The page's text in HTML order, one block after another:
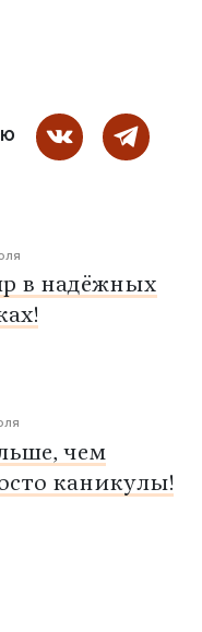
в надёжных
чем
каникулы!